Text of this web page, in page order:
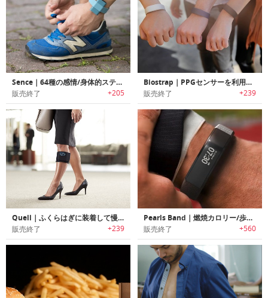
Sence｜64種の感情/身体的ステータスをトラッキング可能なヘルス/感情トラッカー「センス」
販売終了 +205
Biostrap｜PPGセンサーを利用して健康状態を把握可能なクリニカル品質マルチデバイスウェアラブルプラットフォーム 「バイオストラップ」
販売終了 +239
Quell｜ふくらはぎに装着して慢性的な痛みを改善するウェアラブルデバイス「クエル」
販売終了 +239
Pearls Band｜燃焼カロリー/歩数/血圧/酸素飽和度/疲労レベルをモニタリング可能な多機能ヘルスリストバンド「パールバンド」
販売終了 +560